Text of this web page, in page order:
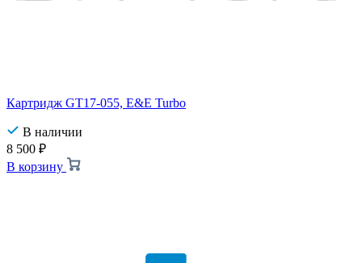
Картридж GT17-055, E&E Turbo
В наличии
8 500 ₽
В корзину